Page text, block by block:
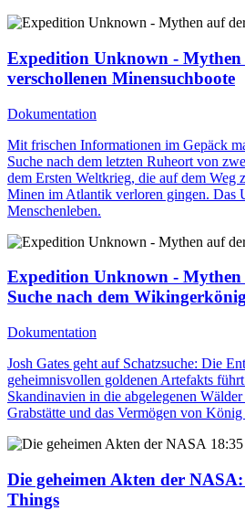
Expedition Unknown -
verschollenen Minensuchboote
Dokumentation
Mit frischen Informationen im Gepäck
Suche nach dem letzten Ruheort von
dem Ersten Weltkrieg, die auf dem Weg
Minen im Atlantik verloren gingen. Das
Menschenleben.
Expedition Unknown -
Suche nach dem
Dokumentation
Josh Gates geht auf Schatzsuche: Die
geheimnisvollen goldenen Artefakts
Skandinavien in die abgelegenen
Grabstätte und das Vermögen von
18:35
Die geheimen Akten der NASA
Things